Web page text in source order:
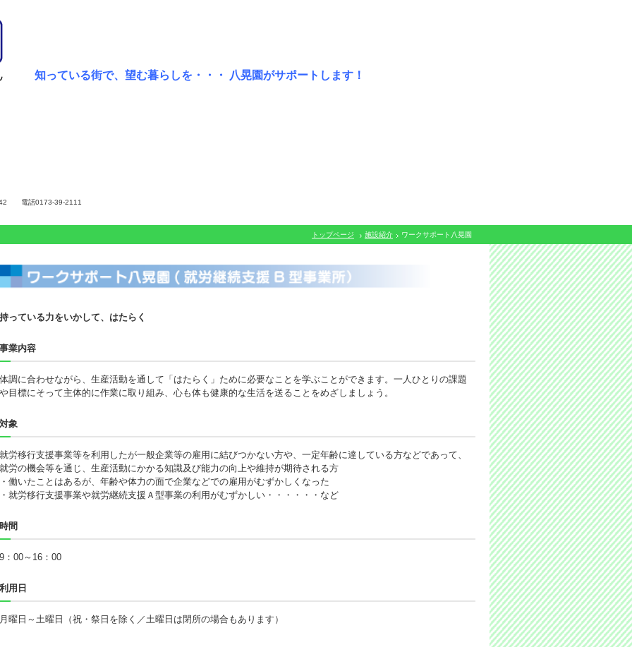
知っている街で、望む暮らしを・・・ 八晃園がサポートします！
242 電話0173-39-2111
トップページ 施設紹介 ワークサポート八晃園
持っている力をいかして、はたらく
事業内容
体調に合わせながら、生産活動を通して「はたらく」ために必要なことを学ぶことができます。一人ひとりの課題
や目標にそって主体的に作業に取り組み、心も体も健康的な生活を送ることをめざしましょう。
対象
就労移行支援事業等を利用したが一般企業等の雇用に結びつかない方や、一定年齢に達している方などであって、
就労の機会等を通じ、生産活動にかかる知識及び能力の向上や維持が期待される方
・働いたことはあるが、年齢や体力の面で企業などでの雇用がむずかしくなった
・就労移行支援事業や就労継続支援Ａ型事業の利用がむずかしい・・・・・・など
時間
9：00～16：00
利用日
月曜日～土曜日（祝・祭日を除く／土曜日は閉所の場合もあります）